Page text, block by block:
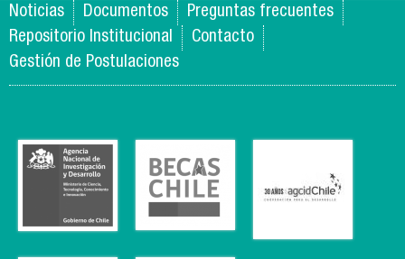
Noticias Documentos
Preguntas frecuentes
Repositorio Institucional
Contacto
Gestión de Postulaciones